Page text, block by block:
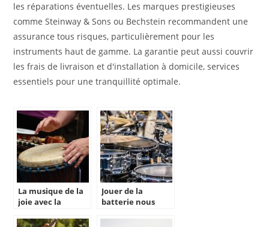
les réparations éventuelles. Les marques prestigieuses
comme Steinway & Sons ou Bechstein recommandent une
assurance tous risques, particulièrement pour les
instruments haut de gamme. La garantie peut aussi couvrir
les frais de livraison et d'installation à domicile, services
essentiels pour une tranquillité optimale.
La musique de la
joie avec la
Jouer de la
batterie nous